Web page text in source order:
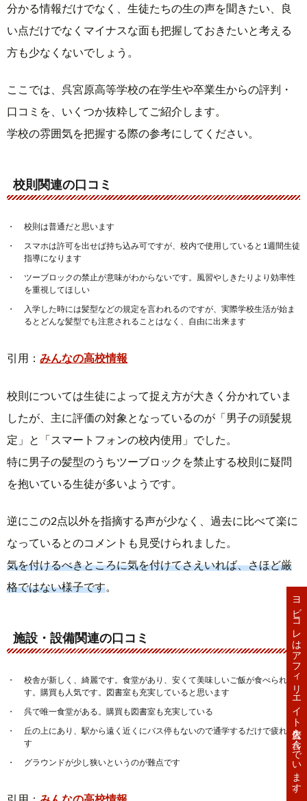
分かる情報だけでなく、生徒たちの生の声を聞きたい、良
い点だけでなくマイナスな面も把握しておきたいと考える
方も少なくないでしょう。
ここでは、呉宮原高等学校の在学生や卒業生からの評判・
口コミを、いくつか抜粋してご紹介します。
学校の雰囲気を把握する際の参考にしてください。
校則関連の口コミ
校則は普通だと思います
スマホは許可を出せば持ち込み可ですが、校内で使用していると1週間生徒
指導になります
ツーブロックの禁止が意味がわからないです。風習やしきたりより効率性
を重視してほしい
入学した時には髪型などの規定を言われるのですが、実際学校生活が始ま
るとどんな髪型でも注意されることはなく、自由に出来ます
引用： みんなの高校情報
校則については生徒によって捉え方が大きく分かれていま
したが、主に評価の対象となっているのが「男子の頭髪規
定」と「スマートフォンの校内使用」でした。
特に男子の髪型のうちツーブロックを禁止する校則に疑問
を抱いている生徒が多いようです。
逆にこの2点以外を指摘する声が少なく、過去に比べて楽に
なっているとのコメントも見受けられました。
気を付けるべきところに気を付けてさえいれば、さほど厳
格ではない様子です。
施設・設備関連の口コミ
校舎が新しく、綺麗です。食堂があり、安くて美味しいご飯が食べられま
す。購買も人気です。図書室も充実していると思います
呉で唯一食堂がある。購買も図書室も充実している
丘の上にあり、駅から遠く近くにバス停もないので通学するだけで疲れま
す
グラウンドが少し狭いというのが難点です
ヨビコレはアフィリエイト広告を含んでいます。